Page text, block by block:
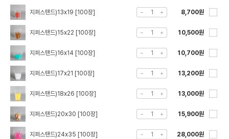
지퍼스탠드)13x19 [100장] 8,700원
지퍼스탠드)15x22 [100장] 10,500원
지퍼스탠드)16x14 [100장] 10,700원
지퍼스탠드)17x21 [100장] 13,200원
지퍼스탠드)18x26 [100장] 13,000원
지퍼스탠드)20x30 [100장] 15,900원
지퍼스탠드)24x35 [100장] 28,000원